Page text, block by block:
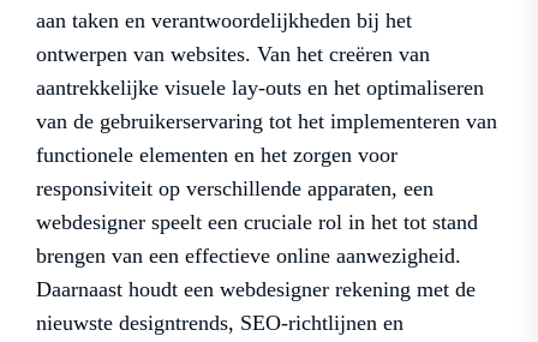
aan taken en verantwoordelijkheden bij het
ontwerpen van websites. Van het creëren van
aantrekkelijke visuele lay-outs en het optimaliseren
van de gebruikerservaring tot het implementeren van
functionele elementen en het zorgen voor
responsiviteit op verschillende apparaten, een
webdesigner speelt een cruciale rol in het tot stand
brengen van een effectieve online aanwezigheid.
Daarnaast houdt een webdesigner rekening met de
nieuwste designtrends, SEO-richtlijnen en